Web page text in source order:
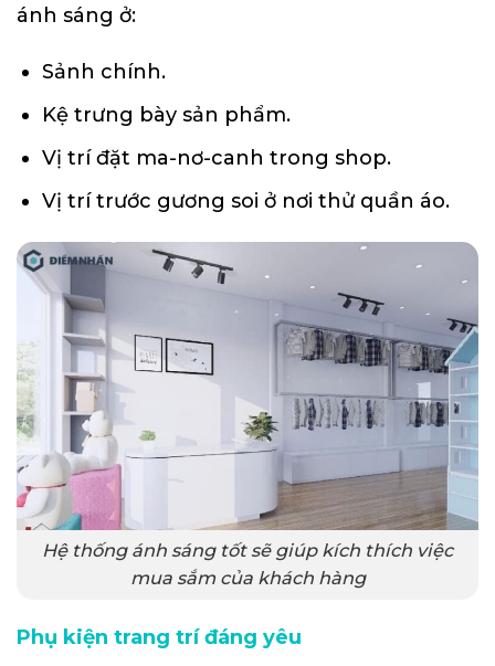
ánh sáng ở:
Sảnh chính.
Kệ trưng bày sản phẩm.
Vị trí đặt ma-nơ-canh trong shop.
Vị trí trước gương soi ở nơi thử quần áo.
Hệ thống ánh sáng tốt sẽ giúp kích thích việc
mua sắm của khách hàng
Phụ kiện trang trí đáng yêu